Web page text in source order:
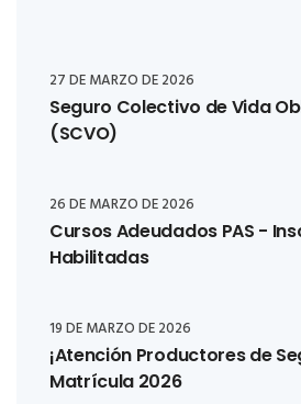
27 DE MARZO DE 2026
Seguro Colectivo de Vida
(SCVO)
26 DE MARZO DE 2026
Cursos Adeudados PAS -
Habilitadas
19 DE MARZO DE 2026
¡Atención Productores de
Matrícula 2026